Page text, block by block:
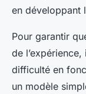
en développant
Pour garantir
de
difficulté en
un modèle